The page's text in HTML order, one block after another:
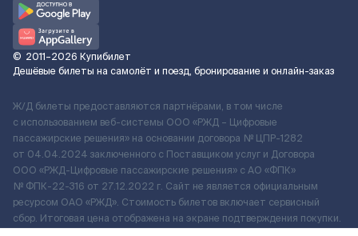
© 2011–2026 Купибилет
Дешёвые билеты на самолёт и поезд, бронирование и онлайн-заказ
Ж/Д билеты предоставляются партнёрами, в том числе
с использованием веб-системы ООО «РЖД – Цифровые
пассажирские решения» на основании договора № ЦПР-1282
от 04.04.2024 заключенного с Поставщиком услуг и Договора
ООО «РЖД-Цифровые пассажирские решения» c АО «ФПК»
№ ФПК-22-316 от 27.12.2022 г. Сайт не является официальным
ресурсом ОАО «РЖД». Стоимость билетов включает сервисный
сбор. Итоговая цена отображена на экране подтверждения покупки.